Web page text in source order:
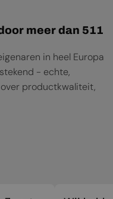
meer dan 511
in heel Europa
- echte,
productkwaliteit,